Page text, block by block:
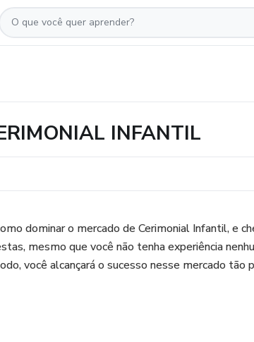
INFANTIL
dominar o mercado de Cerimonial Infantil, e
mesmo que você não tenha experiência
você alcançará o sucesso nesse mercado tão